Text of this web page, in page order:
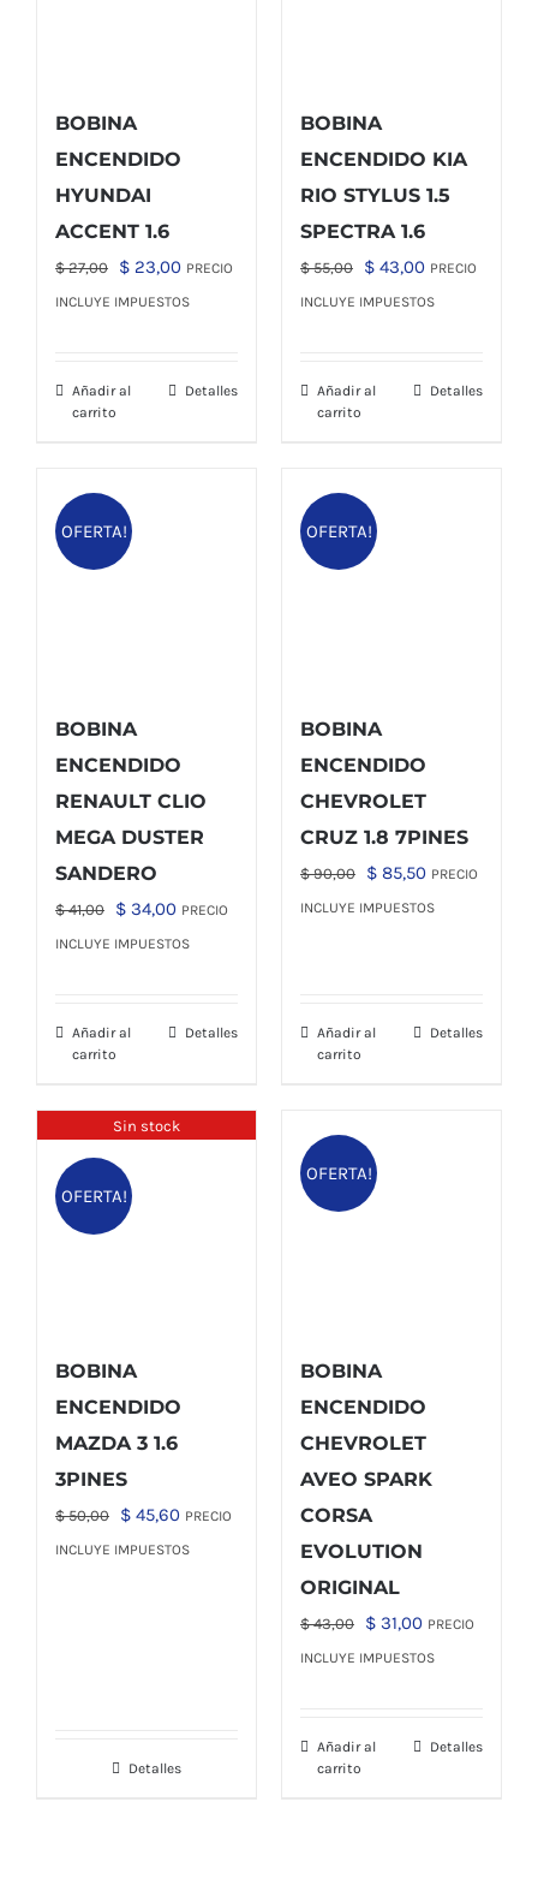
BOBINA
ENCENDIDO
HYUNDAI
ACCENT 1.6
$27,00
El
precio
$ 27,00.
$ 23,00El
precio
$ 23,00.
PRECIO
INCLUYE IMPUESTOS
Añadir al
carrito
Detalles
BOBINA
ENCENDIDO KIA
RIO STYLUS 1.5
SPECTRA 1.6
$55,00
El
precio
$ 55,00.
$ 43,00El
precio
$ 43,00.
PRECIO
INCLUYE IMPUESTOS
Añadir al
carrito
Detalles
OFERTA!
BOBINA
ENCENDIDO
RENAULT CLIO
MEGA DUSTER
SANDERO
$41,00
El
precio
$ 41,00.
$ 34,00El
precio
$ 34,00.
PRECIO
INCLUYE IMPUESTOS
Añadir al
carrito
Detalles
OFERTA!
BOBINA
ENCENDIDO
CHEVROLET
CRUZ 1.8 7PINES
$90,00
El
precio
$ 85,50El
precio
PRECIO
INCLUYE IMPUESTOS
Añadir al
carrito
Detalles
Sin stock
OFERTA!
BOBINA
ENCENDIDO
MAZDA 3 1.6
3PINES
$50,00
El
precio
$ 45,60El
precio
PRECIO
INCLUYE IMPUESTOS
Detalles
OFERTA!
BOBINA
ENCENDIDO
CHEVROLET
AVEO SPARK
CORSA
EVOLUTION
ORIGINAL
$43,00
El
precio
$ 43,00.
$ 31,00El
precio
$ 31,00.
PRECIO
INCLUYE IMPUESTOS
Añadir al
carrito
Detalles